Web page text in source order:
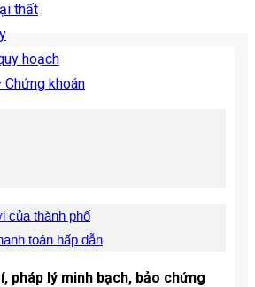
thất
hoạch
Chứng khoán
của thành phố
toán hấp dẫn
pháp lý minh bạch, bảo chứng